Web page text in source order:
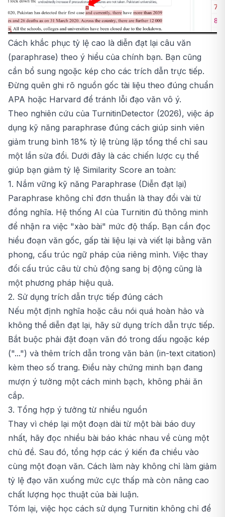
Cách khắc phục tỷ lệ cao là diễn đạt lại câu văn
(paraphrase) theo ý hiểu của chính bạn. Bạn cũng
cần bổ sung ngoặc kép cho các trích dẫn trực tiếp.
Đừng quên ghi rõ nguồn gốc tài liệu theo đúng chuẩn
APA hoặc Harvard để tránh lỗi đạo văn vô ý.
Theo nghiên cứu của TurnitinDetector (2026), việc áp
dụng kỹ năng paraphrase đúng cách giúp sinh viên
giảm trung bình 18% tỷ lệ trùng lặp tổng thể chỉ sau
một lần sửa đổi. Dưới đây là các chiến lược cụ thể
giúp bạn giảm tỷ lệ Similarity Score an toàn:
1. Nắm vững kỹ năng Paraphrase (Diễn đạt lại)
Paraphrase không chỉ đơn thuần là thay đổi vài từ
đồng nghĩa. Hệ thống AI của Turnitin đủ thông minh
để nhận ra việc "xào bài" mức độ thấp. Bạn cần đọc
hiểu đoạn văn gốc, gấp tài liệu lại và viết lại bằng văn
phong, cấu trúc ngữ pháp của riêng mình. Việc thay
đổi cấu trúc câu từ chủ động sang bị động cũng là
một phương pháp hiệu quả.
2. Sử dụng trích dẫn trực tiếp đúng cách
Nếu một định nghĩa hoặc câu nói quá hoàn hảo và
không thể diễn đạt lại, hãy sử dụng trích dẫn trực tiếp.
Bắt buộc phải đặt đoạn văn đó trong dấu ngoặc kép
("...") và thêm trích dẫn trong văn bản (in-text citation)
kèm theo số trang. Điều này chứng minh bạn đang
mượn ý tưởng một cách minh bạch, không phải ăn
cắp.
3. Tổng hợp ý tưởng từ nhiều nguồn
Thay vì chép lại một đoạn dài từ một bài báo duy
nhất, hãy đọc nhiều bài báo khác nhau về cùng một
chủ đề. Sau đó, tổng hợp các ý kiến đa chiều vào
cùng một đoạn văn. Cách làm này không chỉ làm giảm
tỷ lệ đạo văn xuống mức cực thấp mà còn nâng cao
chất lượng học thuật của bài luận.
Tóm lại, việc học cách sử dụng Turnitin không chỉ để